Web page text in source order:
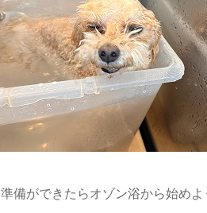
準備ができたらオゾン浴から始め